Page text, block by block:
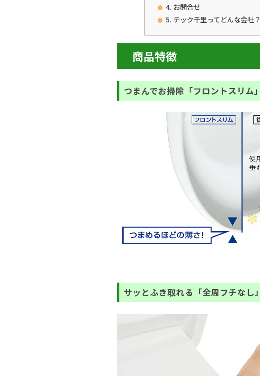
お問合せ
テック千里ってどんな会社？
商品特徴
つまんでお掃除「フロントスリム」
サッとふき取れる「全周フチなし」